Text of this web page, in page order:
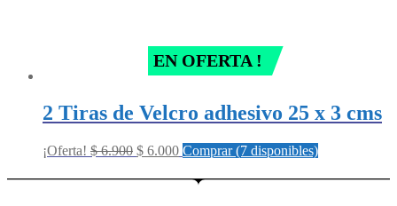
EN OFERTA !
2 Tiras de Velcro adhesivo 25 x 3 cms
¡Oferta! $6.900 Original
was:
$ 6.000Current
is:
Comprar (7 disponibles)